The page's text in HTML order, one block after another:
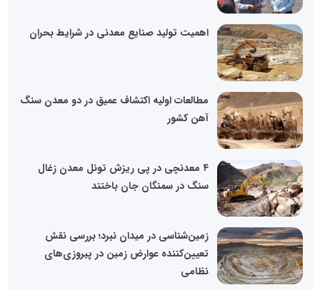
اهمیت تولید صنایع معدنی در شرایط بحران
مطالعات اولیه اکتشاف عمیق در دو معدن سنگ
آهن کشور
۴ معدنچی در پی ریزش تونل معدن زغال
سنگ در سمنگان جان باختند
زمین‌شناسی در میدان نبرد؛ بررسی نقش
تعیین‌کننده عوارض زمین در پیروزی‌های
نظامی